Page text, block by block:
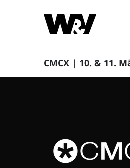
CMCX | 10. & 11.